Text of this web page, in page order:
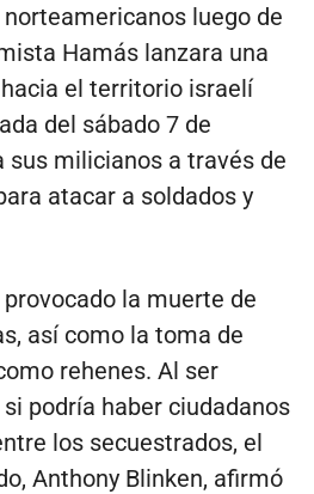
luego de
Hamás lanzara una
el territorio israelí
del sábado 7 de
sus milicianos a través de
atacar a soldados y
la muerte de
así como la toma de
rehenes. Al ser
podría haber ciudadanos
los secuestrados, el
Anthony Blinken, afirmó